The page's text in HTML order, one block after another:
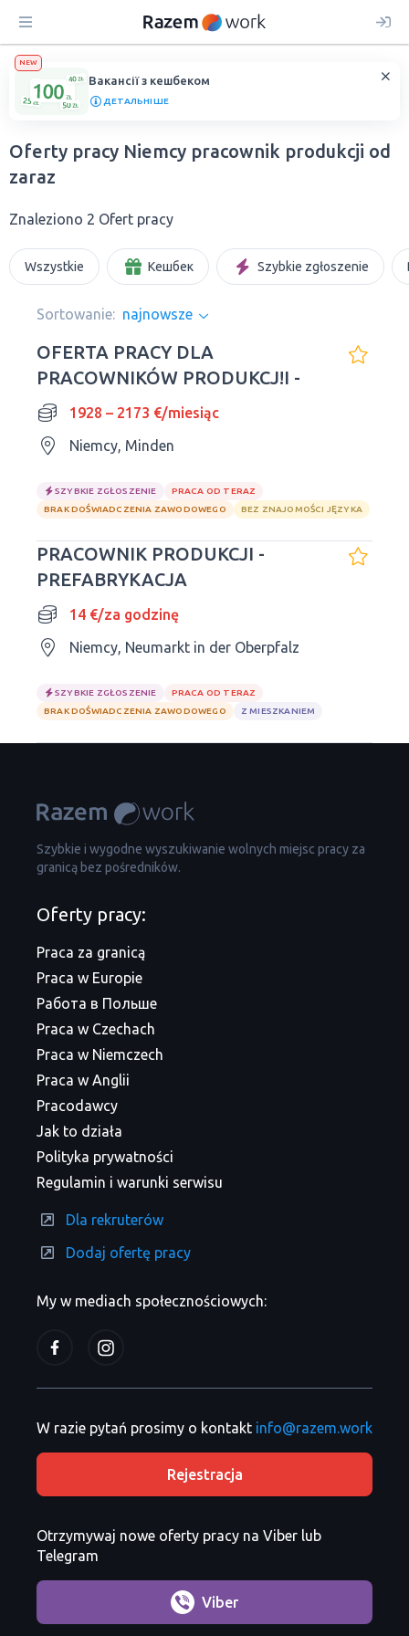
NEW
Вакансії з кешбеком
ДЕТАЛЬНІШЕ
Oferty pracy Niemcy pracownik produkcji od
zaraz
Znaleziono 2 Ofert pracy
Wszystkie Кешбек Szybkie zgłoszenie
Sortowanie: najnowsze
OFERTA PRACY DLA
PRACOWNIKÓW PRODUKCJ!I -
1928 – 2173 €/miesiąc
Niemcy, Minden
SZYBKIE ZGŁOSZENIE
PRACA OD TERAZ
BRAK DOŚWIADCZENIA ZAWODOWEGO
BEZ ZNAJOMOŚCI JĘZYKA
PRACOWNIK PRODUKCJI -
PREFABRYKACJA
14 €/za godzinę
Niemcy, Neumarkt in der Oberpfalz
SZYBKIE ZGŁOSZENIE
PRACA OD TERAZ
BRAK DOŚWIADCZENIA ZAWODOWEGO
Z MIESZKANIEM
Szybkie i wygodne wyszukiwanie wolnych miejsc pracy za
granicą bez pośredników.
My w mediach społecznościowych:
Oferty pracy:
Praca za granicą
Praca w Europie
Работа в Польше
Praca w Czechach
Praca w Niemczech
Praca w Anglii
Pracodawcy
Jak to działa
Polityka prywatności
Regulamin i warunki serwisu
Dla rekruterów
Dodaj ofertę pracy
W razie pytań prosimy o kontakt info@razem.work
Rejestracja
Otrzymywaj nowe oferty pracy na Viber lub
Telegram
Viber